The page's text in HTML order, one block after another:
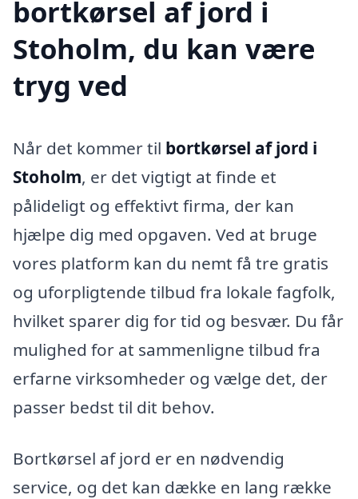
bortkørsel af jord i
Stoholm, du kan være
tryg ved
Når det kommer til bortkørsel af jord i
Stoholm, er det vigtigt at finde et
pålideligt og effektivt firma, der kan
hjælpe dig med opgaven. Ved at bruge
vores platform kan du nemt få tre gratis
og uforpligtende tilbud fra lokale fagfolk,
hvilket sparer dig for tid og besvær. Du får
mulighed for at sammenligne tilbud fra
erfarne virksomheder og vælge det, der
passer bedst til dit behov.
Bortkørsel af jord er en nødvendig
service, og det kan dække en lang række